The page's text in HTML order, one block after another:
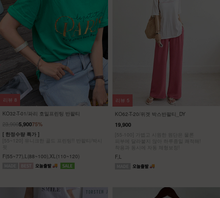
NK62-JS-2/폴터 스텐드 데님 베스트
27,900
캐주얼 노카라 라운드넥 디자인!
허리 절개선으로 부해 보임 없이 슬림한 실루
가볍게 툭- 걸쳐도 룩에 포인트!
Free
리뷰 3
NK33-T-7/클로아 루즈핏 니트조끼
24,900
[55~99] 부들부들 부드러운 터치감! 다양하게
레이어드해요! 루즈핏 니트 롱베스트
Free
리뷰 16